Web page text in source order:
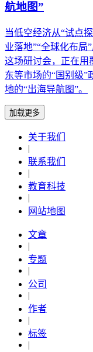
航地图”
当低空经济从“试点
业落地”“全球化布局
这场研讨会，正在用
东等市场的“国别级
地的“出海导航图”。
加载更多
关于我们
|
联系我们
|
教育科技
|
网站地图
文章
|
专题
|
公司
|
作者
|
标签
|